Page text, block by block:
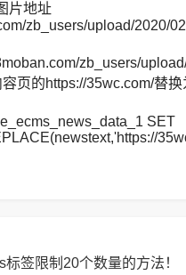
片地址
zb_users/upload/2020/
zb_users/
页的https://35wc.com/替
SET
签限制20个数量的方法！